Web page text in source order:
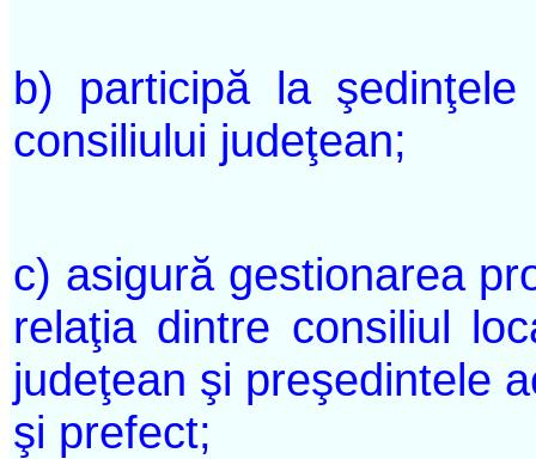
b) participă la
consiliului judeţean;
c) asigură gestionarea
relaţia dintre consiliul
judeţean şi preşedintele
şi prefect;